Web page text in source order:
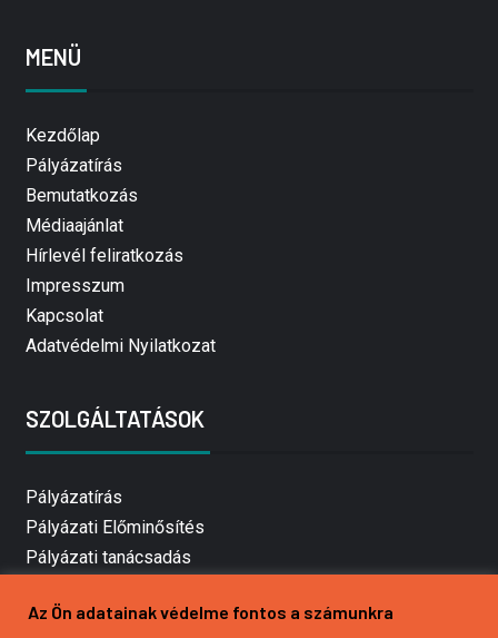
MENÜ
Kezdőlap
Pályázatírás
Bemutatkozás
Médiaajánlat
Hírlevél feliratkozás
Impresszum
Kapcsolat
Adatvédelmi Nyilatkozat
SZOLGÁLTATÁSOK
Pályázatírás
Pályázati Előminősítés
Pályázati tanácsadás
Mezőgazdasági pályázatírás
Az Ön adatainak védelme fontos a számunkra